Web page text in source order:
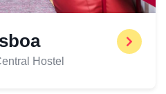
Hostel